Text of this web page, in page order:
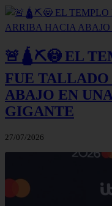
🚨🛕⛏️😳 EL
FUE
ABAJO EN
GIGANTE
27/07/2026